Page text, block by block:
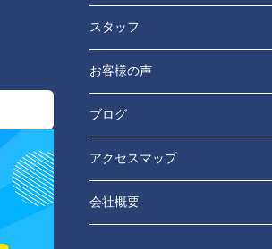
スタッフ
お客様の声
ブログ
アクセスマップ
会社概要